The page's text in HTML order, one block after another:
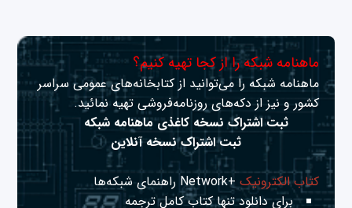
ماهنامه شبکه را از کجا تهیه کنیم؟
ماهنامه شبکه را می‌توانید از کتابخانه‌های عمومی سراسر
کشور و نیز از دکه‌های روزنامه‌فروشی تهیه نمائید.
ثبت اشتراک نسخه کاغذی ماهنامه شبکه
ثبت اشتراک نسخه آنلاین
کتاب الکترونیک+Network راهنمای شبکه‌ها
برای دانلود تنها کتاب کامل ترجمه